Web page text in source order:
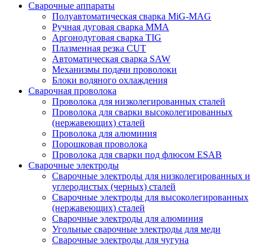
Сварочные аппараты
Полуавтоматическая сварка MiG-MAG
Ручная дуговая сварка MMA
Аргонодуговая сварка TIG
Плазменная резка CUT
Автоматическая сварка SAW
Механизмы подачи проволоки
Блоки водяного охлаждения
Сварочная проволока
Проволока для низколегированных сталей
Проволока для сварки высоколегированных
(нержавеющих) сталей
Проволока для алюминия
Порошковая проволока
Проволока для сварки под флюсом ESAB
Сварочные электроды
Сварочные электроды для низколегированных и
углеродистых (черных) сталей
Сварочные электроды для высоколегированных
(нержавеющих) сталей
Сварочные электроды для алюминия
Угольные сварочные электроды для меди
Сварочные электроды для чугуна